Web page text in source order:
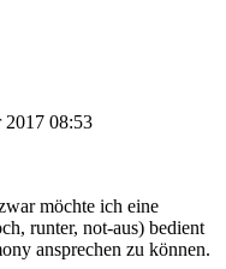
2017 08:53
möchte ich eine
runter, not-aus) bedient
ansprechen zu können.